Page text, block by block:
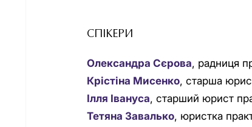
СПІКЕРИ
Олександра Сєрова, радниця
Крістіна Мисенко, старша
Ілля Івануса, старший юрист
Тетяна Завалько, юристка